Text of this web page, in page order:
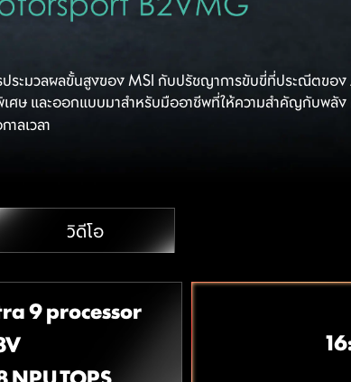
ะมวลผลขั้นสูงของ MSI กับปรัชญาการขับขี่ที่ประณีตขอ
ษ และออกแบบมาสำหรับมืออาชีพที่ให้ความสำคัญกับพลัง
าลเวลา
วิดีโอ
9 processor